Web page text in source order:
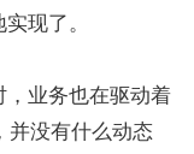
现了。
业务也在驱动着
并没有什么动态